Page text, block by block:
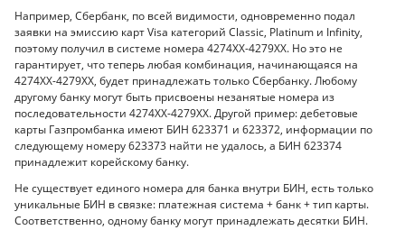
Например, Сбербанк, по всей видимости, одновременно подал
заявки на эмиссию карт Visa категорий Classic, Platinum и Infinity,
поэтому получил в системе номера 4274ХХ-4279ХХ. Но это не
гарантирует, что теперь любая комбинация, начинающаяся на
4274ХХ-4279ХХ, будет принадлежать только Сбербанку. Любому
другому банку могут быть присвоены незанятые номера из
последовательности 4274ХХ-4279ХХ. Другой пример: дебетовые
карты Газпромбанка имеют БИН 623371 и 623372, информации по
следующему номеру 623373 найти не удалось, а БИН 623374
принадлежит корейскому банку.
Не существует единого номера для банка внутри БИН, есть только
уникальные БИН в связке: платежная система + банк + тип карты.
Соответственно, одному банку могут принадлежать десятки БИН.